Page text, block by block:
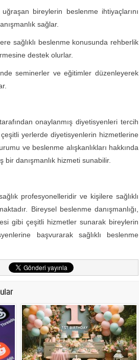
bireylerin beslenme ihtiyaçlarını
sağlar.
sağlıklı beslenme konusunda rehberlik
destek olurlar.
seminerler ve eğitimler düzenleyerek
onaylanmış diyetisyenleri tercih
yerlerde diyetisyenlerin hizmetlerine
ve beslenme alışkanlıkları hakkında
danışmanlık hizmeti sunabilir.
profesyonelleridir ve kişilere sağlıklı
Bireysel beslenme danışmanlığı,
gibi çeşitli hizmetler sunarak bireylerin
başvurarak sağlıklı beslenme